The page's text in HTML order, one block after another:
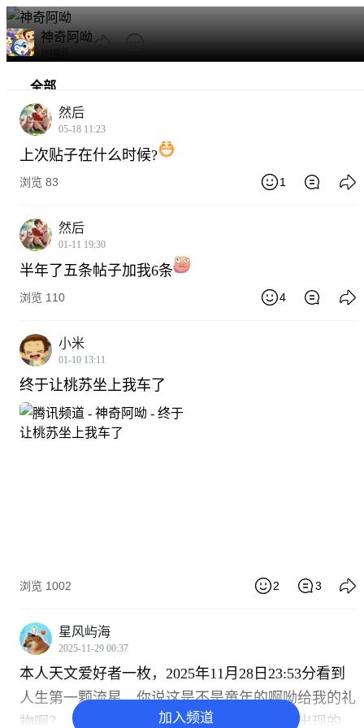
神奇阿呦
全部
热门
作品发布
然后
05-18 11:23
上次贴子在什么时候?
浏览 83 1
然后
01-11 19:30
半年了五条帖子加我6条
浏览 110 4
小米
01-10 13:11
终于让桃苏坐上我车了
浏览 1002 2 3
星风屿海
2025-11-29 00:37
本人天文爱好者一枚，2025年11月28日23:53分看到
人生第一颗流星，你说这是不是童年的啊呦给我的礼
物啊？（啊呦第一次出场就是以流星的方式出现的
加入频道